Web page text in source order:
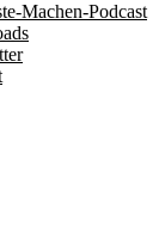
Machen-Podcast